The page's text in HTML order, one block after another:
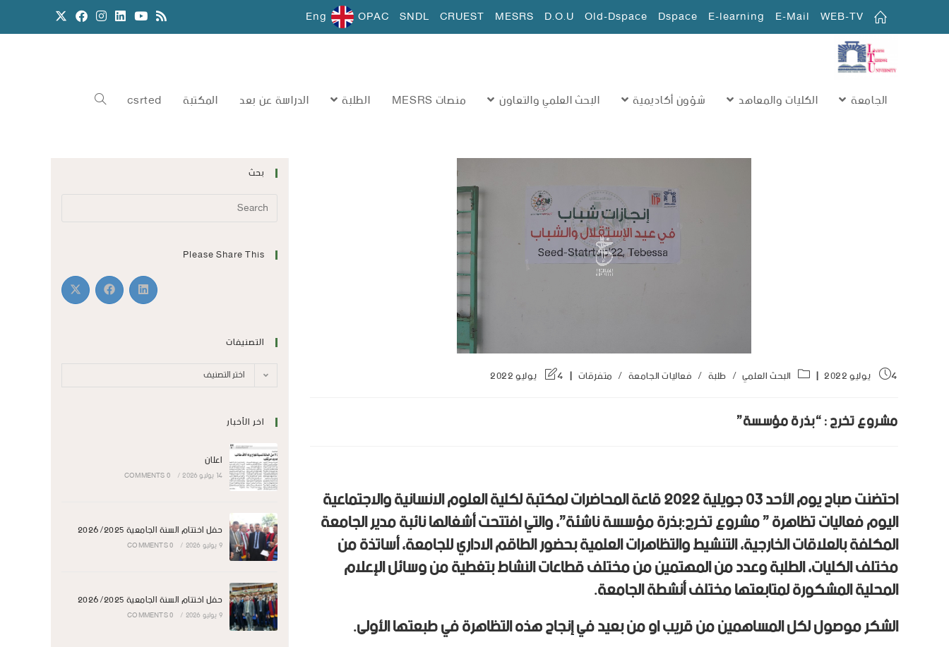
WEB-TV
E-Mail
E-learning
Dspace
Old-Dspace
D.O.U
MESRS
CRUEST
SNDL
OPAC
Eng
الجامعة الكليات والمعاهد شؤون أكاديمية البحث العلمي والتعاون منصات MESRS الطلبة الدراسة عن بعد المكتبة csrted
4 يوليو 2022 البحث العلمي / طلبة / فعاليات الجامعة / متفرقات 4 يوليو 2022
مشروع تخرج : “بذرة مؤسسة”
احتضنت صباح يوم الأحد 03 جويلية 2022 قاعة المحاضرات لمكتبة لكلية العلوم الانسانية والاجتماعية
اليوم فعاليات تظاهرة ” مشروع تخرج:بذرة مؤسسة ناشئة”، والتي افتتحت أشغالها نائبة مدير الجامعة
المكلفة بالعلاقات الخارجية، التنشيط والتظاهرات العلمية بحضور الطاقم الاداري للجامعة، أساتذة من
مختلف الكليات، الطلبة وعدد من المهتمين من مختلف قطاعات النشاط بتغطية من وسائل الإعلام
المحلية المشكورة لمتابعتها مختلف أنشطة الجامعة.
الشكر موصول لكل المساهمين من قريب او من بعيد في إنجاح هذه التظاهرة في طبعتها الأولى.
بحث
Please Share This
التصنيفات
اختر التصنيف
اخر الأخبار
اعلان
14 يوليو 2026 /
0 COMMENTS
حفل اختتام السنة الجامعية 2026/2025
9 يوليو 2026 /
0 COMMENTS
حفل اختتام السنة الجامعية 2026/2025
9 يوليو 2026 /
0 COMMENTS